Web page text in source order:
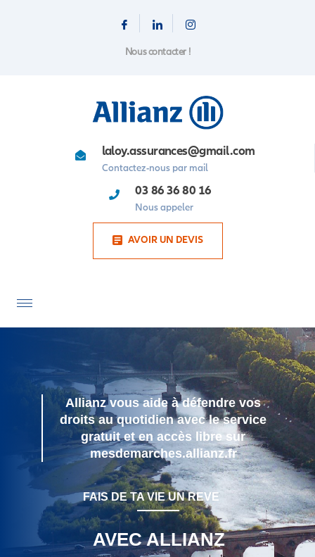
Nous contacter !
laloy.assurances@gmail.com
Contactez-nous par mail
03 86 36 80 16
Nous appeler
AVOIR UN DEVIS
FAIS DE TA VIE UN REVE
Allianz vous aide à défendre vos
droits au quotidien avec le service
gratuit et en accès libre sur
mesdemarches.allianz.fr